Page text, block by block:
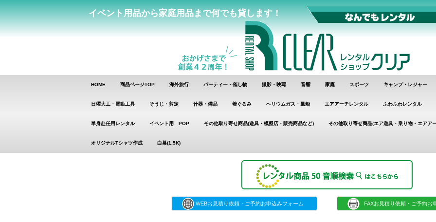
イベント用品から家庭用品まで何でも貸します！
HOME 商品ページTOP 海外旅行 パーティー・催し物 撮影・映写 音響 家庭 スポーツ キャンプ・レジャー
日曜大工・電動工具 そうじ・剪定 什器・備品 着ぐるみ ヘリウムガス・風船 エアアーチレンタル ふわふわレンタル
単身赴任用レンタル イベント用 POP その他取り寄せ商品(遊具・模擬店・販売商品など) その他取り寄せ商品(エア遊具・乗り物・エアア
オリジナルTシャツ作成 白幕(1.5K)
WEBお見積り依頼・ご予約お申込みフォーム FAXお見積り依頼・ご予約お